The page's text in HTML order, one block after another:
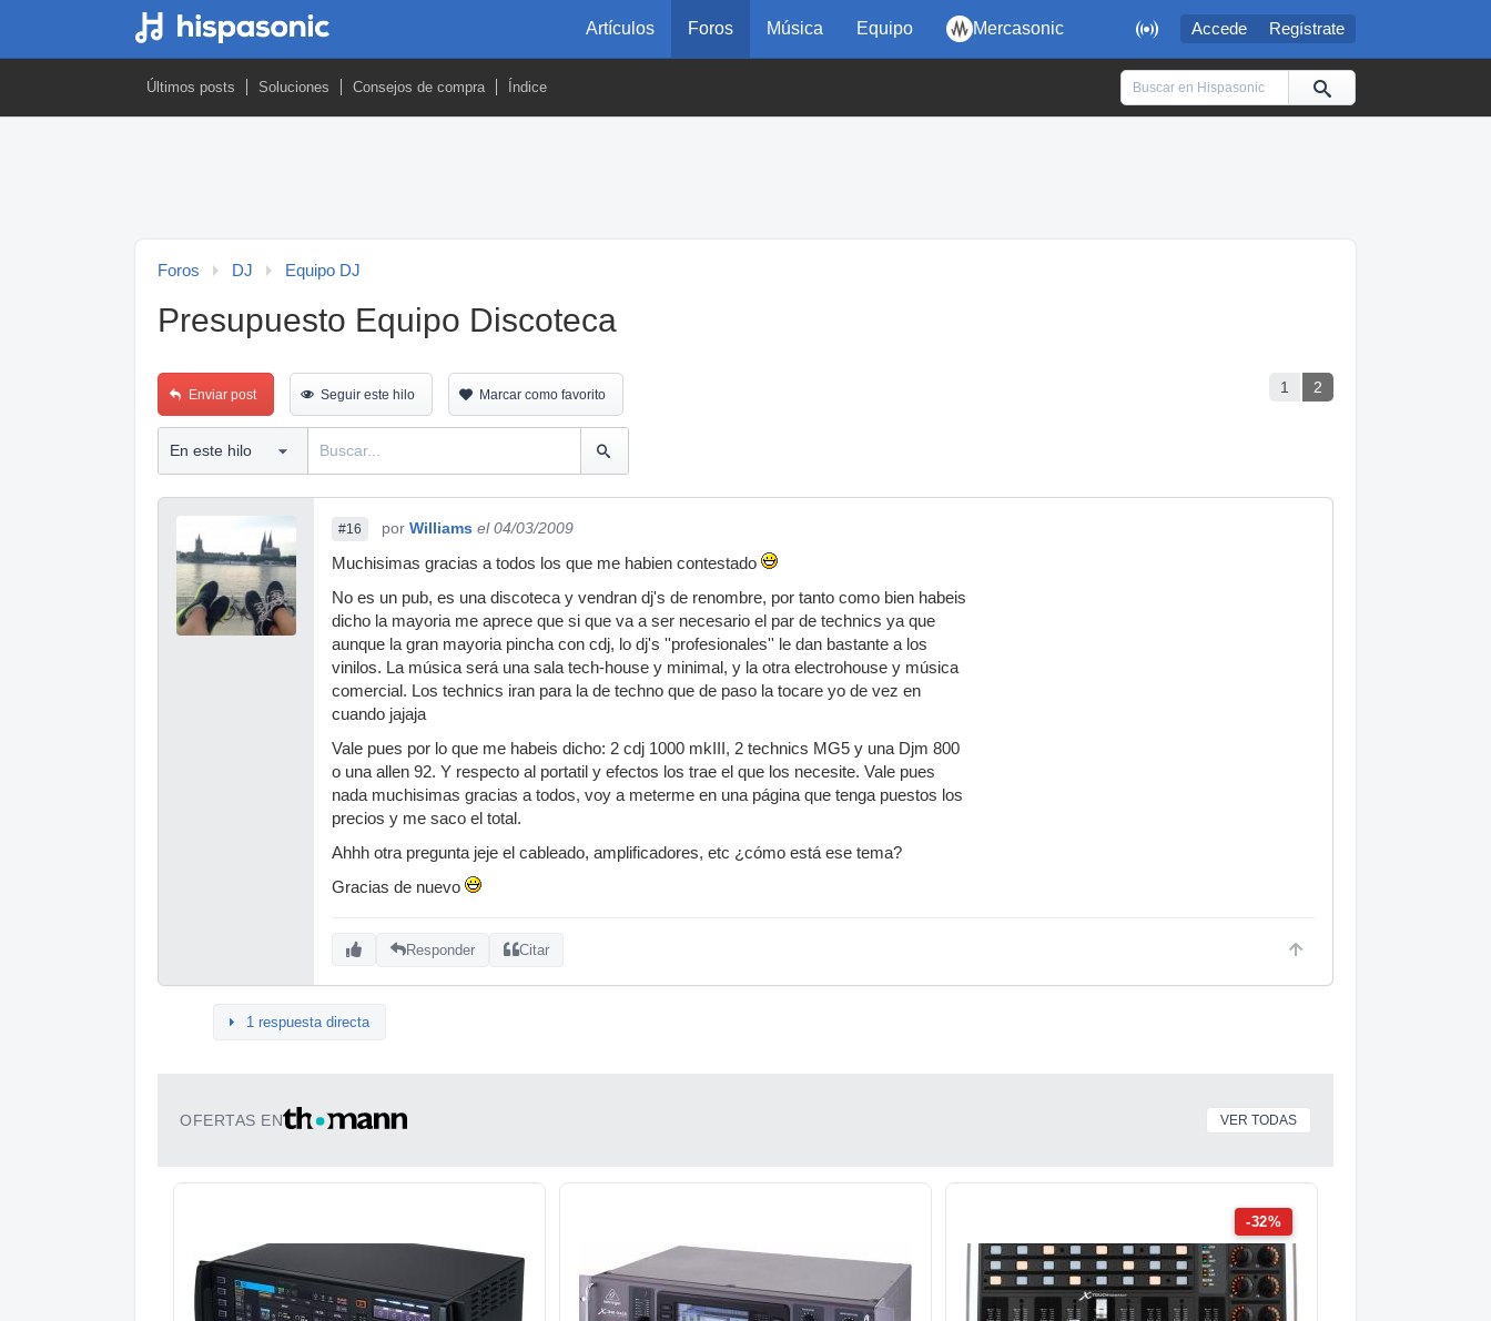
 Accede Regístrate
Artículos Foros Música Equipo Mercasonic
Últimos posts Soluciones Consejos de compra Índice
Foros DJ Equipo DJ
Presupuesto Equipo Discoteca
1 2
Enviar post Seguir este hilo Marcar como favorito
#16 por Williams el 04/03/2009
Muchisimas gracias a todos los que me habien contestado
No es un pub, es una discoteca y vendran dj's de renombre, por tanto como bien habeis
dicho la mayoria me aprece que si que va a ser necesario el par de technics ya que
aunque la gran mayoria pincha con cdj, lo dj's ''profesionales'' le dan bastante a los
vinilos. La música será una sala tech-house y minimal, y la otra electrohouse y música
comercial. Los technics iran para la de techno que de paso la tocare yo de vez en
cuando jajaja
Vale pues por lo que me habeis dicho: 2 cdj 1000 mkIII, 2 technics MG5 y una Djm 800
o una allen 92. Y respecto al portatil y efectos los trae el que los necesite. Vale pues
nada muchisimas gracias a todos, voy a meterme en una página que tenga puestos los
precios y me saco el total.
Ahhh otra pregunta jeje el cableado, amplificadores, etc ¿cómo está ese tema?
Gracias de nuevo
Responder Citar
1 respuesta directa
OFERTAS EN VER TODAS
-32%